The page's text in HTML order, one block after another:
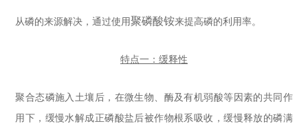
从磷的来源解决，通过使用聚磷酸铵来提高磷的利用率。
特点一：缓释性
聚合态磷施入土壤后，在微生物、酶及有机弱酸等因素的共同作
用下，缓慢水解成正磷酸盐后被作物根系吸收，缓慢释放的磷满